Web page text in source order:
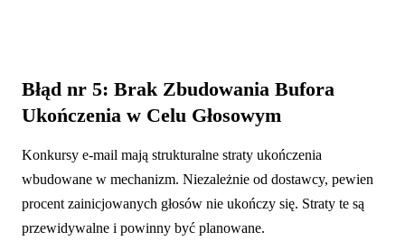
Błąd nr 5: Brak Zbudowania Bufora
Ukończenia w Celu Głosowym
Konkursy e-mail mają strukturalne straty ukończenia
wbudowane w mechanizm. Niezależnie od dostawcy, pewien
procent zainicjowanych głosów nie ukończy się. Straty te są
przewidywalne i powinny być planowane.